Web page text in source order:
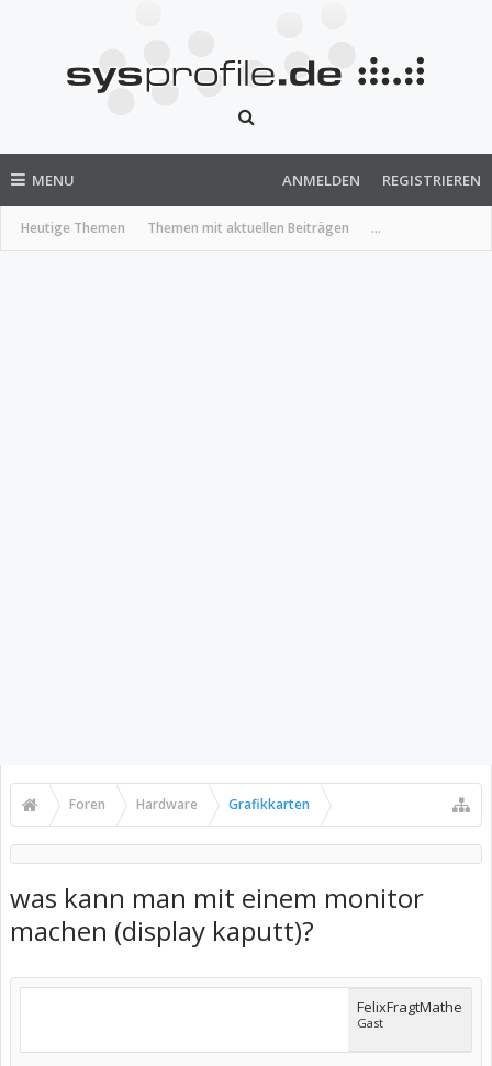
MENU
Heutige Themen Themen mit aktuellen Beiträgen ...
ANMELDEN REGISTRIEREN
Foren Hardware Grafikkarten
was kann man mit einem monitor
machen (display kaputt)?
FelixFragtMathe
Gast